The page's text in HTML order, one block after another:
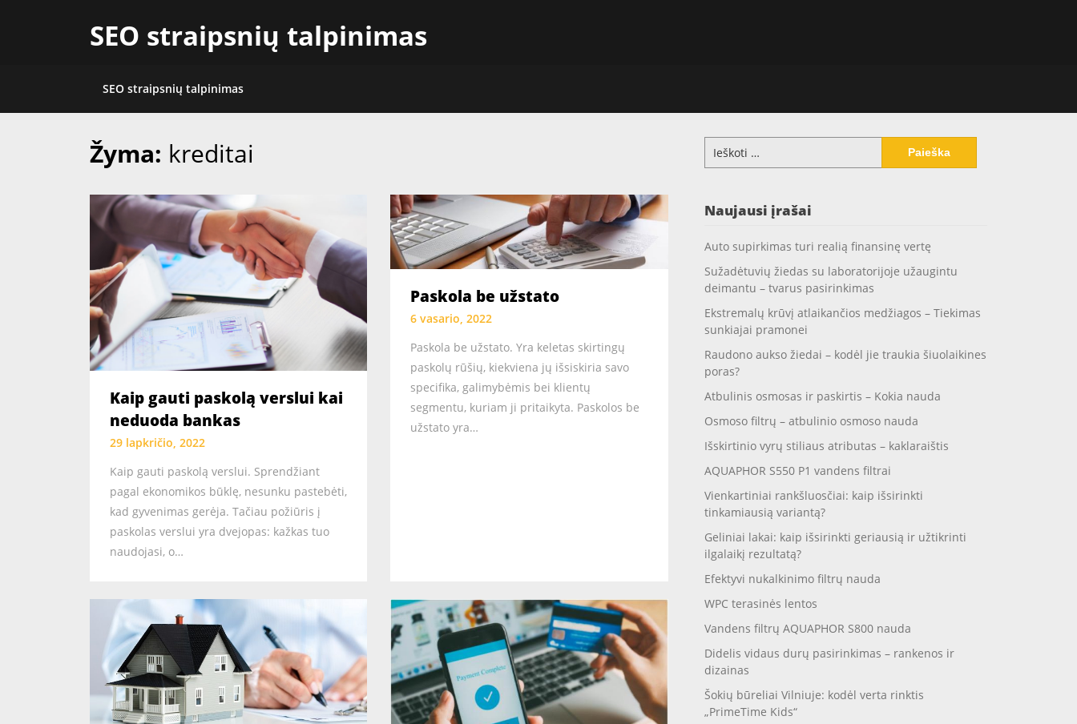
SEO straipsnių talpinimas
SEO straipsnių talpinimas
Žyma: kreditai
Kaip gauti paskolą verslui kai
neduoda bankas
29 lapkričio, 2022
Kaip gauti paskolą verslui. Sprendžiant
pagal ekonomikos būklę, nesunku pastebėti,
kad gyvenimas gerėja. Tačiau požiūris į
paskolas verslui yra dvejopas: kažkas tuo
naudojasi, o…
Paskola be užstato
6 vasario, 2022
Paskola be užstato. Yra keletas skirtingų
paskolų rūšių, kiekviena jų išsiskiria savo
specifika, galimybėmis bei klientų
segmentu, kuriam ji pritaikyta. Paskolos be
užstato yra…
Ieškoti:
Naujausi įrašai
Auto supirkimas turi realią finansinę vertę
Sužadėtuvių žiedas su laboratorijoje užaugintu
deimantu – tvarus pasirinkimas
Ekstremalų krūvį atlaikančios medžiagos – Tiekimas
sunkiajai pramonei
Raudono aukso žiedai – kodėl jie traukia šiuolaikines
poras?
Atbulinis osmosas ir paskirtis – Kokia nauda
Osmoso filtrų – atbulinio osmoso nauda
Išskirtinio vyrų stiliaus atributas – kaklaraištis
AQUAPHOR S550 P1 vandens filtrai
Vienkartiniai rankšluosčiai: kaip išsirinkti
tinkamiausią variantą?
Geliniai lakai: kaip išsirinkti geriausią ir užtikrinti
ilgalaikį rezultatą?
Efektyvi nukalkinimo filtrų nauda
WPC terasinės lentos
Vandens filtrų AQUAPHOR S800 nauda
Didelis vidaus durų pasirinkimas – rankenos ir
dizainas
Šokių būreliai Vilniuje: kodėl verta rinktis
„PrimeTime Kids“